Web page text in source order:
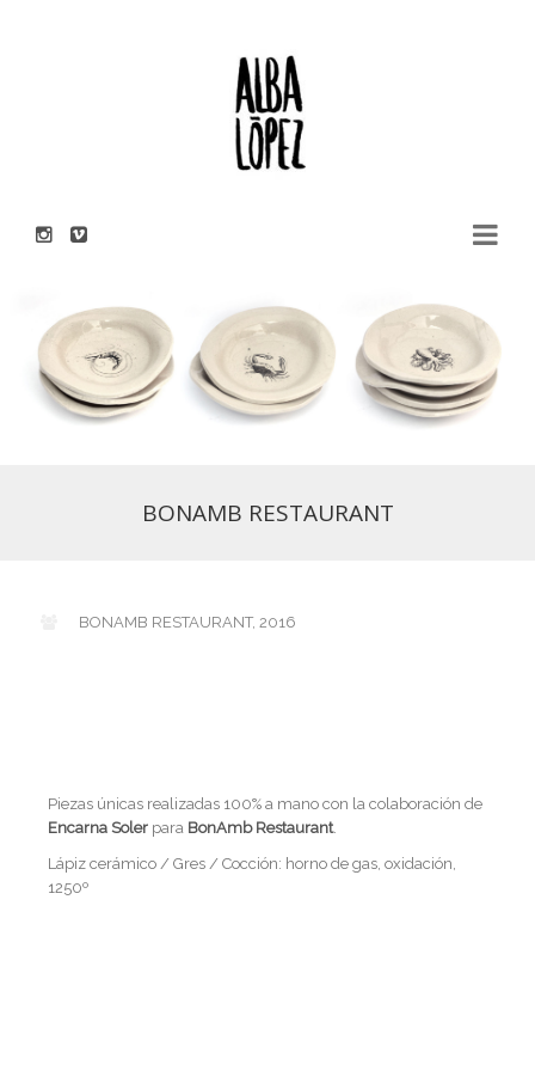
Toggle
BONAMB RESTAURANT
BONAMB RESTAURANT, 2016
Piezas únicas realizadas 100% a mano con la colaboración de
Encarna Soler para BonAmb Restaurant.
Lápiz cerámico / Gres / Cocción: horno de gas, oxidación,
1250º